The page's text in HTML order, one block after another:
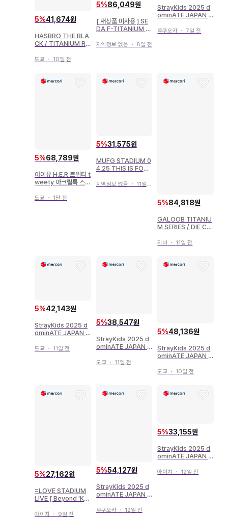
5%41,674원
HASBRO THE BLA
CK / TITANIUM RE
G 02
도쿄 ・ 10일 전
5%86,049원
[ 새상품 미사용 ] SE
DA F-TITANIUM S
지역정보 없음 ・ 8일 전
StrayKids 2025 d
ominATE JAPAN S
KZOO 티셔츠
후쿠오카 ・ 7일 전
5%68,789원
아이유 H.E.R 트위티 t
weety 아크릴톡 스마
도쿄 ・ 1달 전
5%31,575원
MUFG STADIUM 0
4.25 THIS IS FOR
지역정보 없음 ・ 11일 전
5%84,818원
GALOOB TITANIU
M SERIES / DIE CA
ER MARK 7
지바 ・ 11일 전
5%42,143원
StrayKids 2025 d
ominATE JAPAN S
릴 스탠드 키링
도쿄 ・ 11일 전
5%38,547원
StrayKids 2025 d
ominATE JAPAN S
배지 SKZOO
도쿄 ・ 11일 전
5%48,136원
StrayKids 2025 d
ominATE JAPAN S
KZOO
도쿄 ・ 10일 전
5%27,162원
=LOVE STADIUM
LIVE [ Beyond 'KY
비주얼 의상 츄
아이치 ・ 9일 전
5%54,127원
StrayKids 2025 d
ominATE JAPAN S
KZOO
후쿠오카・ 12일 전
5%33,155원
StrayKids 2025 d
ominATE JAPAN S
릴 스탠드 키링
아이치 ・ 12일 전